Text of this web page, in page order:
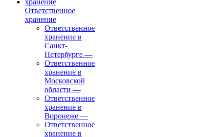
Ответственное
хранение
Ответственное
хранение в
Санкт-
Петербурге —
Ответственное
хранение в
Московской
области —
Ответственное
хранение в
Воронеже —
Ответственное
хранение в